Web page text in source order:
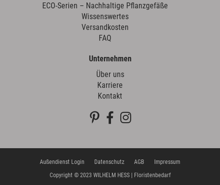
ECO-Serien – Nachhaltige Pflanzgefäße
Wissenswertes
Versandkosten
FAQ
Unternehmen
Über uns
Karriere
Kontakt
Außendienst Login Datenschutz AGB
Impressum
Copyright © 2023 WILHELM HESS | Floristenbedarf